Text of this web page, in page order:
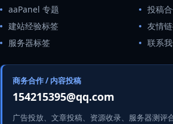
aaPanel 专题
建站经验标签
服务器标签
投稿
友情
联系
商务合作 / 内容投稿
154215395@qq.com
广告投放、文章投稿、资源收录、服务器测评